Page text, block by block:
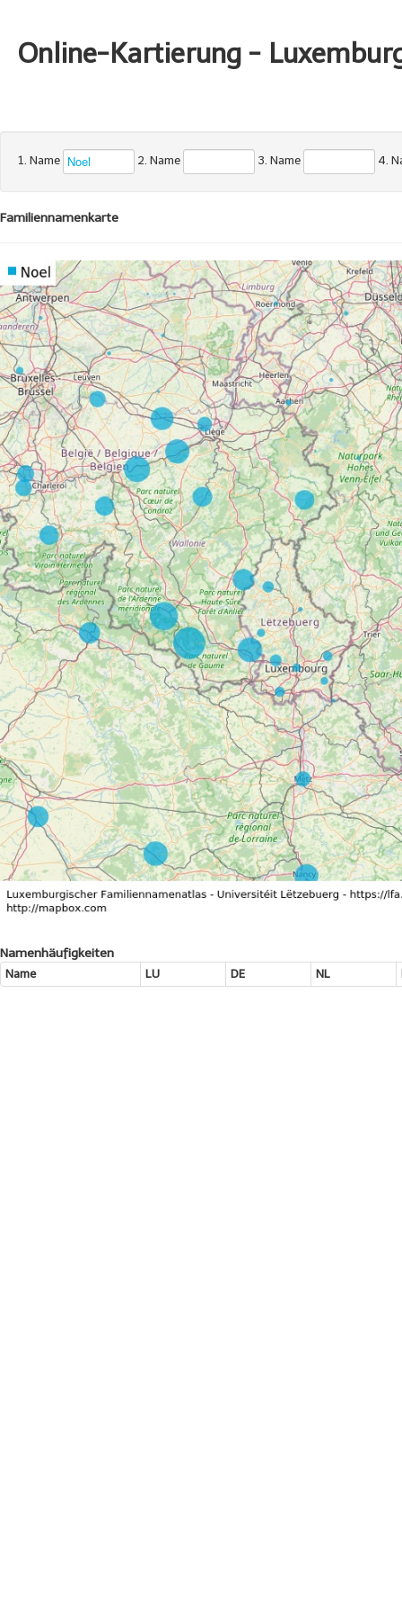
Online-Kartierung -
1. Name 2. Name 3. Name 4.
Familiennamenkarte
Namenhäufigkeiten
Name LU DE NL